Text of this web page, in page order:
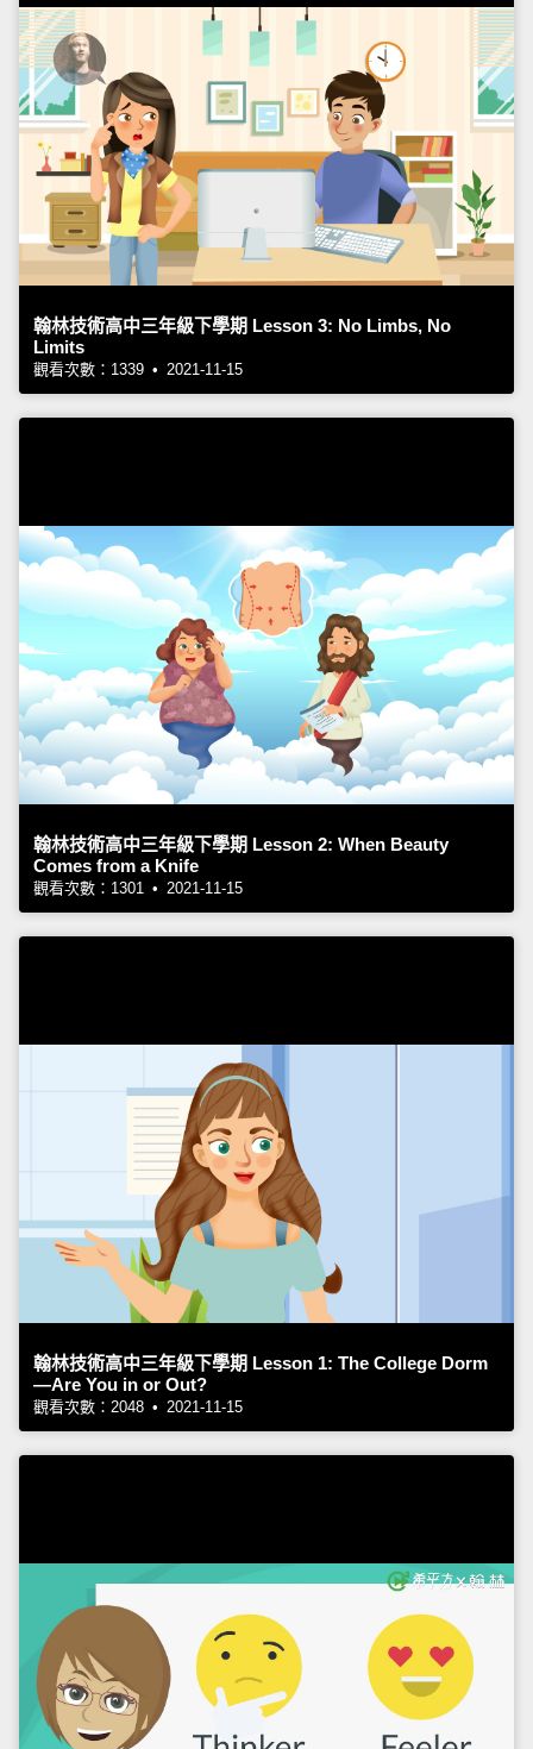
翰林技術高中三年級下學期 Lesson 3: No Limbs, No
Limits
觀看次數：1339 • 2021-11-15
翰林技術高中三年級下學期 Lesson 2: When Beauty
Comes from a Knife
觀看次數：1301 • 2021-11-15
翰林技術高中三年級下學期 Lesson 1: The College Dorm
—Are You in or Out?
觀看次數：2048 • 2021-11-15